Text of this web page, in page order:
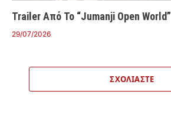
Trailer Από Το “Jumanji Open World”
29/07/2026
ΣΧΟΛΙΆΣΤΕ